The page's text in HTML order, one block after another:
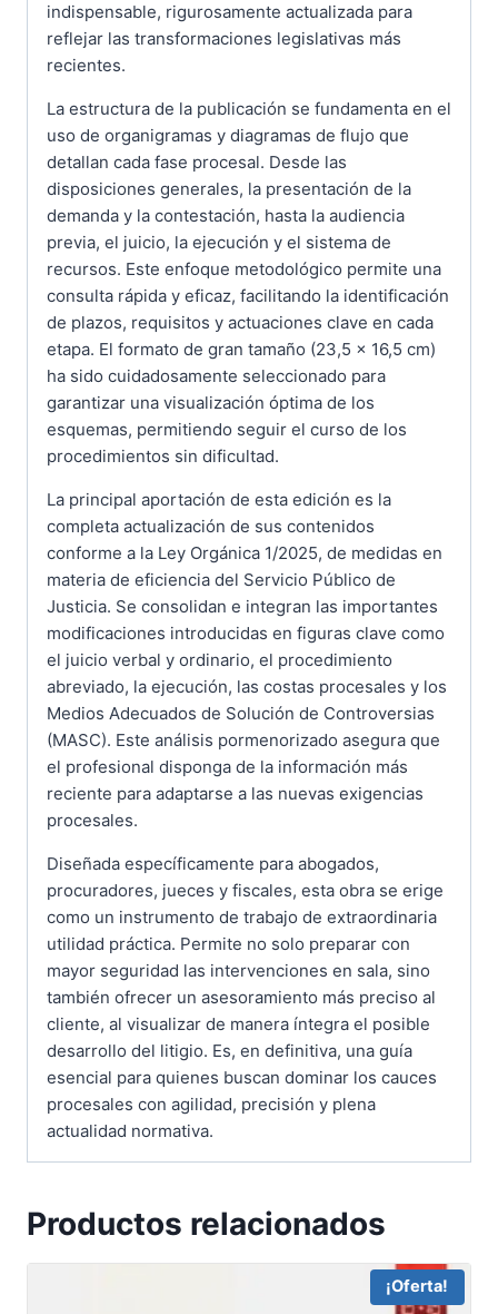
indispensable, rigurosamente actualizada para
reflejar las transformaciones legislativas más
recientes.
La estructura de la publicación se fundamenta en el
uso de organigramas y diagramas de flujo que
detallan cada fase procesal. Desde las
disposiciones generales, la presentación de la
demanda y la contestación, hasta la audiencia
previa, el juicio, la ejecución y el sistema de
recursos. Este enfoque metodológico permite una
consulta rápida y eficaz, facilitando la identificación
de plazos, requisitos y actuaciones clave en cada
etapa. El formato de gran tamaño (23,5 x 16,5 cm)
ha sido cuidadosamente seleccionado para
garantizar una visualización óptima de los
esquemas, permitiendo seguir el curso de los
procedimientos sin dificultad.
La principal aportación de esta edición es la
completa actualización de sus contenidos
conforme a la Ley Orgánica 1/2025, de medidas en
materia de eficiencia del Servicio Público de
Justicia. Se consolidan e integran las importantes
modificaciones introducidas en figuras clave como
el juicio verbal y ordinario, el procedimiento
abreviado, la ejecución, las costas procesales y los
Medios Adecuados de Solución de Controversias
(MASC). Este análisis pormenorizado asegura que
el profesional disponga de la información más
reciente para adaptarse a las nuevas exigencias
procesales.
Diseñada específicamente para abogados,
procuradores, jueces y fiscales, esta obra se erige
como un instrumento de trabajo de extraordinaria
utilidad práctica. Permite no solo preparar con
mayor seguridad las intervenciones en sala, sino
también ofrecer un asesoramiento más preciso al
cliente, al visualizar de manera íntegra el posible
desarrollo del litigio. Es, en definitiva, una guía
esencial para quienes buscan dominar los cauces
procesales con agilidad, precisión y plena
actualidad normativa.
Productos relacionados
¡Oferta!